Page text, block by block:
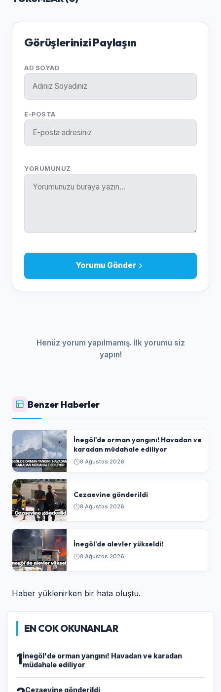
Görüşlerinizi Paylaşın
AD SOYAD
E-POSTA
YORUMUNUZ
Yorumu Gönder
Henüz yorum yapılmamış. İlk yorumu siz
yapın!
Benzer Haberler
İnegöl'de orman yangını! Havadan ve
karadan müdahale ediliyor
8 Ağustos 2026
Cezaevine gönderildi
8 Ağustos 2026
İnegöl’de alevler yükseldi!
8 Ağustos 2026
Haber yüklenirken bir hata oluştu.
EN COK OKUNANLAR
1İnegöl'de orman yangını! Havadan ve karadan
müdahale ediliyor
Cezaevine gönderildi